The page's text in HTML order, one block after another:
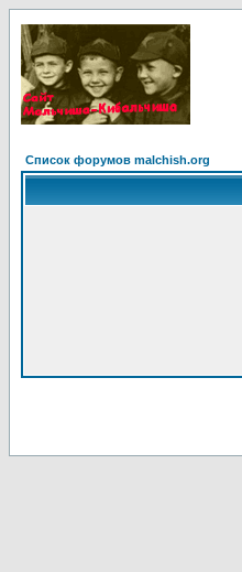
Список форумов malchish.org